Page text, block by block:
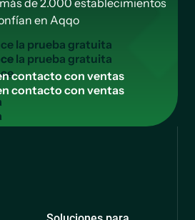
de 2.000 establecimientos
en Aqqo
cela pruebagratuita
ncontactoconventas